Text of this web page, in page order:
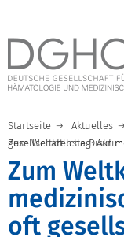
Startseite Aktuelles
Zum Weltkrebstag: Auf medizinische Heilung folgt oft
Zum
oft